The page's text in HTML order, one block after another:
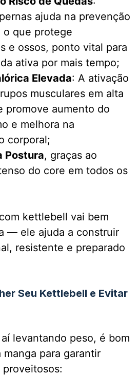
ajuda na prevenção
o que protege
e ossos, ponto vital para
ativa por mais tempo;
Elevada: A ativação
musculares em alta
promove aumento do
e melhora na
corporal;
Postura, graças ao
do core em todos os
kettlebell vai bem
— ele ajuda a construir
resistente e preparado
Seu Kettlebell e Evitar
levantando peso, é bom
para garantir